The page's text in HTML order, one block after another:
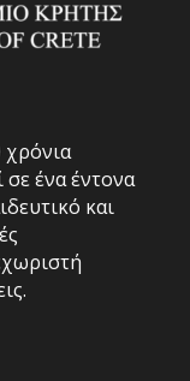
σε ένα έντονα
και